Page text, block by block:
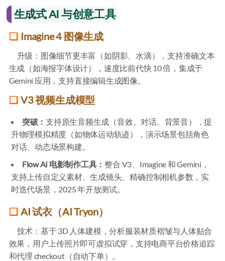
生成式 AI 与创意工具
Imagine 4 图像生成
升级：图像细节更丰富（如阴影、水滴），支持准确文本
生成（如海报字体设计），速度比前代快 10 倍，集成于
Gemini 应用，支持直接编辑生成图像。
V3 视频生成模型
突破：支持原生音频生成（音效、对话、背景音），提
升物理模拟精度（如物体运动轨迹），演示场景包括角色
对话、动态场景构建。
Flow AI 电影制作工具：整合 V3、Imagine 和 Gemini，
支持上传自定义素材、生成镜头、精确控制相机参数，实
时迭代场景，2025 年开放测试。
AI 试衣（AI Tryon）
技术：基于 3D 人体建模，分析服装材质褶皱与人体贴合
效果，用户上传照片即可虚拟试穿，支持电商平台价格追踪
和代理 checkout（自动下单）。